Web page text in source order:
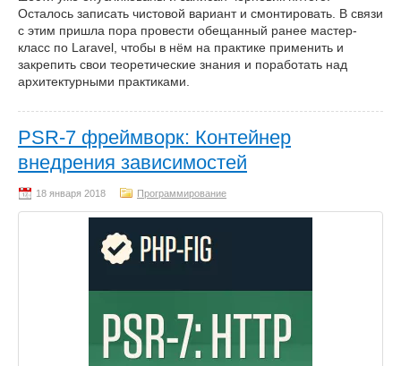
Осталось записать чистовой вариант и смонтировать. В связи
с этим пришла пора провести обещанный ранее мастер-
класс по Laravel, чтобы в нём на практике применить и
закрепить свои теоретические знания и поработать над
архитектурными практиками.
PSR-7 фреймворк: Контейнер
внедрения зависимостей
Программирование